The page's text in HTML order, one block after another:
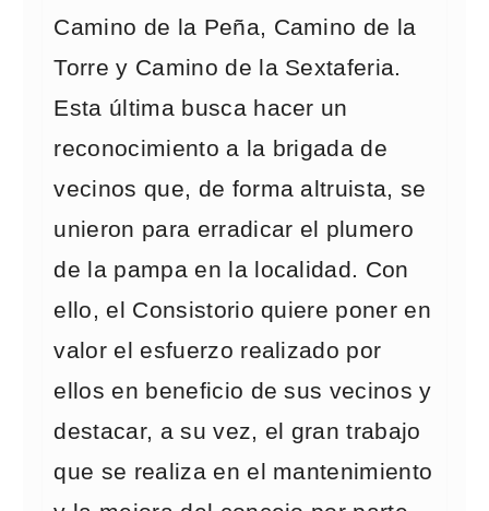
Camino de la Peña, Camino de la
Torre y Camino de la Sextaferia.
Esta última busca hacer un
reconocimiento a la brigada de
vecinos que, de forma altruista, se
unieron para erradicar el plumero
de la pampa en la localidad. Con
ello, el Consistorio quiere poner en
valor el esfuerzo realizado por
ellos en beneficio de sus vecinos y
destacar, a su vez, el gran trabajo
que se realiza en el mantenimiento